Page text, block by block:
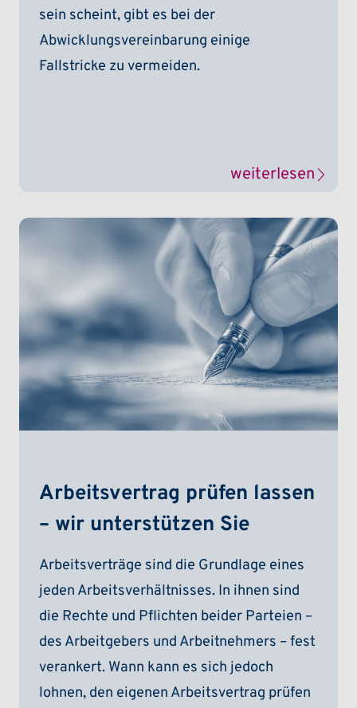
sein scheint, gibt es bei der
Abwicklungsvereinbarung einige
Fallstricke zu vermeiden.
weiterlesen
Arbeitsvertrag prüfen lassen
– wir unterstützen Sie
Arbeitsverträge sind die Grundlage eines
jeden Arbeitsverhältnisses. In ihnen sind
die Rechte und Pflichten beider Parteien –
des Arbeitgebers und Arbeitnehmers – fest
verankert. Wann kann es sich jedoch
lohnen, den eigenen Arbeitsvertrag prüfen